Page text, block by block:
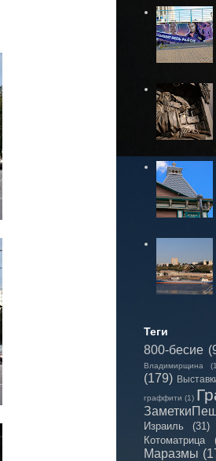
Теги
800-бесие
Владимирщина
(179)
граффити (1)
Израиль
(31)
Котоматрица
Маразмы